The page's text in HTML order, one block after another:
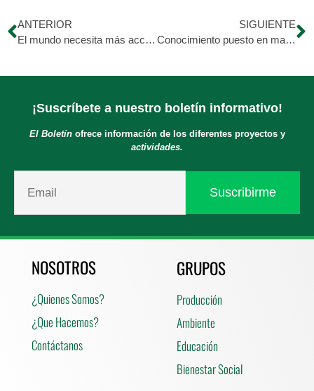
ANTERIOR
El mundo necesita más acciones? las buenas intenciones son valiosas, pero el cambio es provocado por los que desean demostrar.
SIGUIENTE
Conocimiento puesto en marcha. ¡Querer es poder!
¡Suscríbete a nuestro boletín informativo!
El Boletínofrece información de los diferentes proyectos y
actividades.
NOSOTROS
¿Quienes Somos?
¿Que Hacemos?
Contáctanos
GRUPOS
Producción
Ambiente
Educación
Bienestar Social